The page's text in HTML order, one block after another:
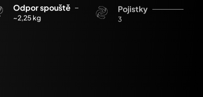
Odpor spouště
~2,25 kg
Pojistky
3